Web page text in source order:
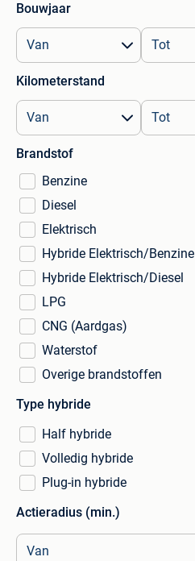
Bouwjaar
Kilometerstand
Brandstof
Benzine
Diesel
Elektrisch
Hybride Elektrisch/Benzine
Hybride Elektrisch/Diesel
LPG
CNG (Aardgas)
Waterstof
Overige brandstoffen
Type hybride
Half hybride
Volledig hybride
Plug-in hybride
Actieradius (min.)